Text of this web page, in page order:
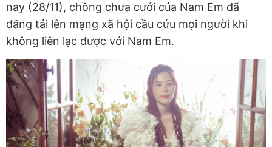
nay (28/11), chồng chưa cưới của Nam Em đã
đăng tải lên mạng xã hội cầu cứu mọi người khi
không liên lạc được với Nam Em.